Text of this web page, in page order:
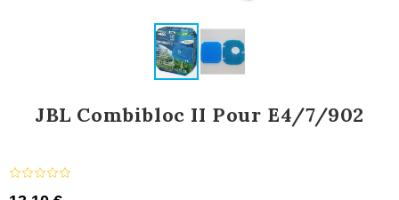
JBL Combibloc II Pour E4/7/902